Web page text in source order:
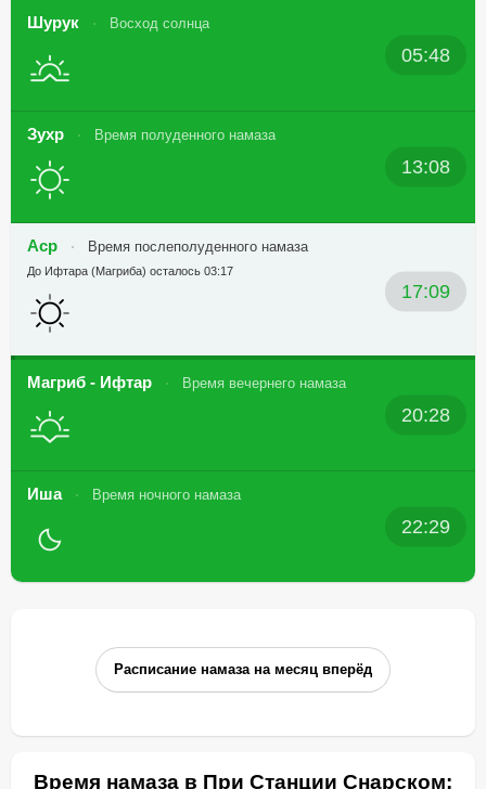
Шурук Восход солнца
05:48
Зухр Время полуденного намаза
13:08
Аср Время послеполуденного намаза
17:09
До Ифтара (Магриба) осталось 03:17
Магриб - Ифтар Время вечернего намаза
20:28
Иша Время ночного намаза
22:29
Расписание намаза на месяц вперёд
Время намаза в При Станции Снарском: